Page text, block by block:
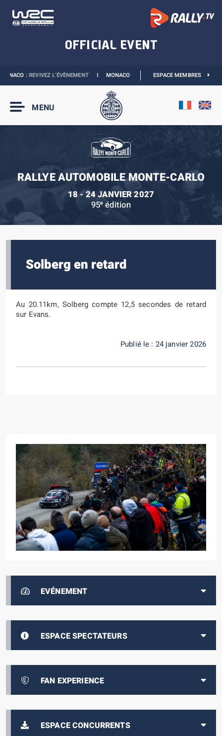
:REVIVEZ L’ÉVÈNEMENTIMONACO E-PRIX 2027 :NOUVELLES DATES
ESPACE MEMBRES
MENU
RALLYE AUTOMOBILE MONTE-CARLO
18 - 24 JANVIER 2027
95e édition
EVÉNEMENT
ESPACE SPECTATEURS
FAN EXPERIENCE
ESPACE CONCURRENTS
Solberg en retard
Au 20.11km, Solberg compte 12,5 secondes de retard
sur Evans.
Publié le : 24 janvier 2026